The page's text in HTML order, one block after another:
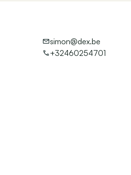
simon@dex.be
+32460254701